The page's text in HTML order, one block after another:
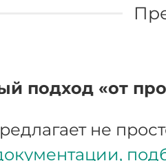
подход «от
не